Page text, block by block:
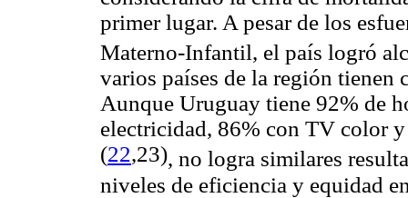
primer lugar. A pesar de los
Materno-Infantil, el país logró
varios países de la región
Aunque Uruguay tiene 92% de
electricidad, 86% con TV color
(22,23), no logra similares
niveles de eficiencia y equidad